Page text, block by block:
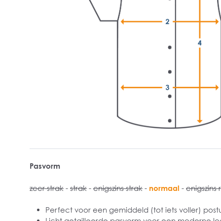
Pasvorm
zeer strak - strak - enigszins strak - normaal - enigszins
Perfect voor een gemiddeld (tot iets voller)